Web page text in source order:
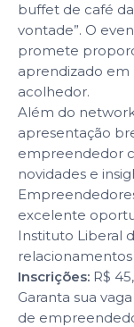
buffet de café
vontade”. O
promete
aprendizado
acolhedor.
Além do
apresentação
empreendedor
novidades e
excelente
Instituto Liberal
Inscrições: R$
Garanta sua
de